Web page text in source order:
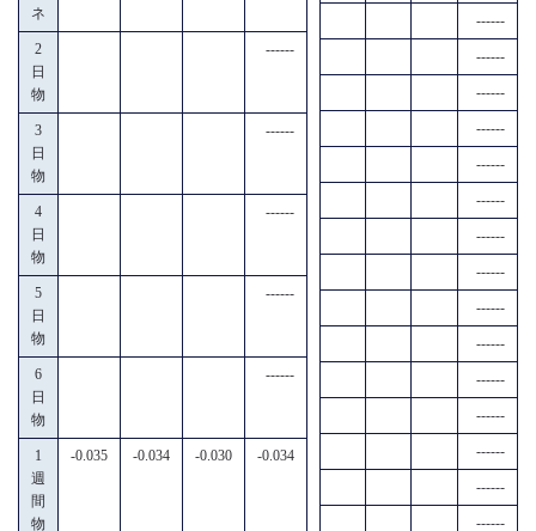
ネ
2
日
物
------
3
日
物
------
4
日
物
------
5
日
物
------
6
日
物
------
1
週
間
物
-0.035 -0.034 -0.030 -0.034
------
------
------
------
------
------
------
------
------
------
------
------
------
------
------